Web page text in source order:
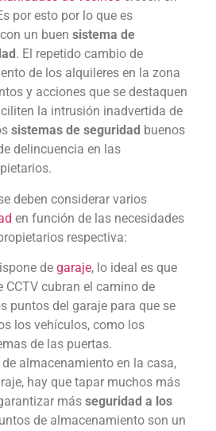
por esto por lo que es
un buen sistema de
. El repetido cambio de
de los alquileres en la zona
y acciones que se destaquen
la intrusión inadvertida de
sistemas de seguridad buenos
delincuencia en las
deben considerar varios
en función de las necesidades
respectiva:
de garaje, lo ideal es que
CCTV cubran el camino de
puntos del garaje para que se
los vehículos, como los
de las puertas.
almacenamiento en la casa,
hay que tapar muchos más
más seguridad a los
de almacenamiento son un